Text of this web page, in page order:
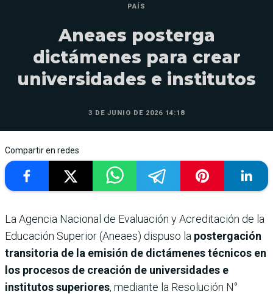
PAÍS
Aneaes posterga
dictámenes para crear
universidades e institutos
3 DE JUNIO DE 2026 14:18
Compartir en redes
La Agencia Nacional de Evaluación y Acreditación de la
Educación Superior (Aneaes) dispuso la postergación
transitoria de la emisión de dictámenes técnicos en
los procesos de creación de universidades e
institutos superiores, mediante la Resolución N°